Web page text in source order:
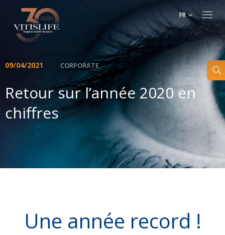
FR
09/04/2021 CORPORATE
Retour sur l’année 2020 en
chiffres
Une année record !